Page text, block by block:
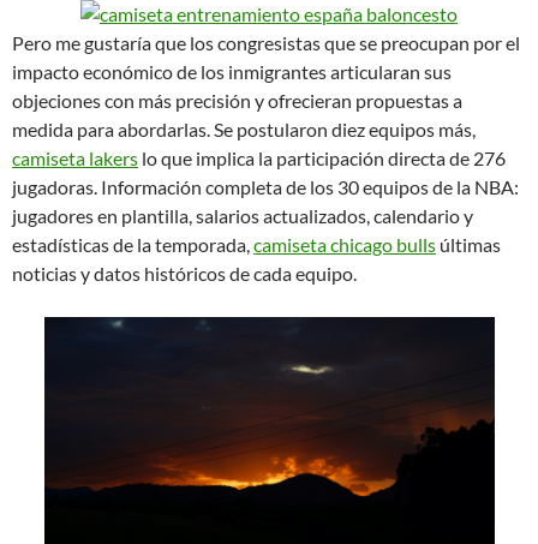
Pero me gustaría que los congresistas que se preocupan por el
impacto económico de los inmigrantes articularan sus
objeciones con más precisión y ofrecieran propuestas a
medida para abordarlas. Se postularon diez equipos más,
camiseta lakers lo que implica la participación directa de 276
jugadoras. Información completa de los 30 equipos de la NBA:
jugadores en plantilla, salarios actualizados, calendario y
estadísticas de la temporada,camiseta chicago bulls últimas
noticias y datos históricos de cada equipo.